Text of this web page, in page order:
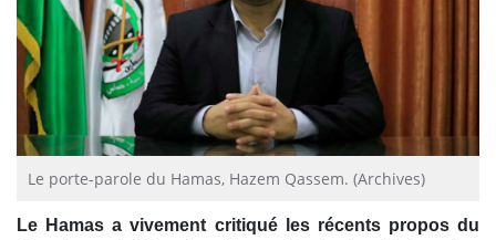
Le porte-parole du Hamas, Hazem Qassem. (Archives)
Le Hamas a vivement critiqué les récents propos du